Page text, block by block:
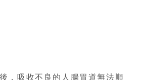
，吸收不良的人腸胃道無法順